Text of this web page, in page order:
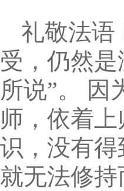
礼敬法语
受，仍然
所说”。 因
师，依着
识，没有
就无法修